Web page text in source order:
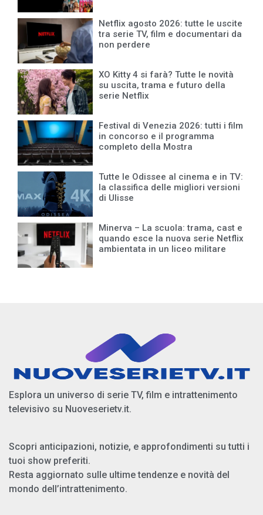
Netflix agosto 2026: tutte le uscite
tra serie TV, film e documentari da
non perdere
XO Kitty 4 si farà? Tutte le novità
su uscita, trama e futuro della
serie Netflix
Festival di Venezia 2026: tutti i film
in concorso e il programma
completo della Mostra
Tutte le Odissee al cinema e in TV:
la classifica delle migliori versioni
di Ulisse
Minerva – La scuola: trama, cast e
quando esce la nuova serie Netflix
ambientata in un liceo militare
Esplora un universo di serie TV, film e intrattenimento
televisivo su Nuoveserietv.it.
Scopri anticipazioni, notizie, e approfondimenti su tutti i
tuoi show preferiti.
Resta aggiornato sulle ultime tendenze e novità del
mondo dell’intrattenimento.